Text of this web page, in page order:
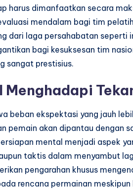
harus dimanfaatkan secara
mendalam bagi tim
dari laga persahabatan seperti
bagi kesuksesan tim
sangat prestisius.
Menghadapi
beban ekspektasi yang jauh
pemain akan dipantau dengan
mental menjadi aspek
taktis dalam menyambut
pengarahan khusus
rencana permainan